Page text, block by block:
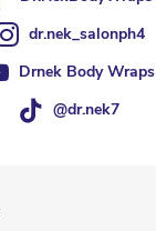
dr.nek_salonph4
Drnek Body Wraps
@dr.nek7